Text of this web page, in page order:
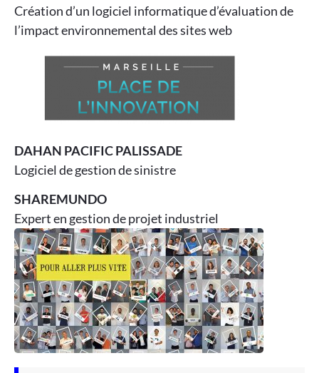
Création d’un logiciel informatique d’évaluation de
l’impact environnemental des sites web
DAHAN PACIFIC PALISSADE
Logiciel de gestion de sinistre
SHAREMUNDO
Expert en gestion de projet industriel